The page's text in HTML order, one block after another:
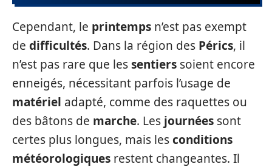
Cependant, le printemps n’est pas exempt
de difficultés. Dans la région des Pérics, il
n’est pas rare que lessentiers soient encore
enneigés, nécessitant parfois l’usage de
matériel adapté, comme des raquettes ou
des bâtons de marche. Les journées sont
certes plus longues, mais lesconditions
météorologiques restent changeantes. Il